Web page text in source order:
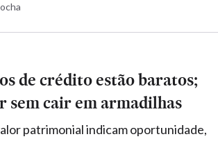
de crédito estão baratos;
sem cair em armadilhas
patrimonial indicam oportunidade,